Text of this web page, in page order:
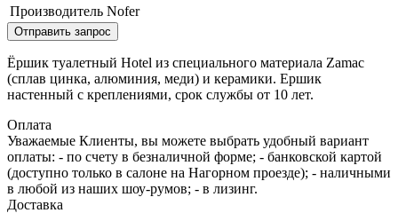
Производитель Nofer
Отправить запрос
Ёршик туалетный Hotel из специального материала Zamac
(сплав цинка, алюминия, меди) и керамики. Ершик
настенный с креплениями, срок службы от 10 лет.
Оплата
Уважаемые Клиенты, вы можете выбрать удобный вариант
оплаты: - по счету в безналичной форме; - банковской картой
(доступно только в салоне на Нагорном проезде); - наличными
в любой из наших шоу-румов; - в лизинг.
Доставка